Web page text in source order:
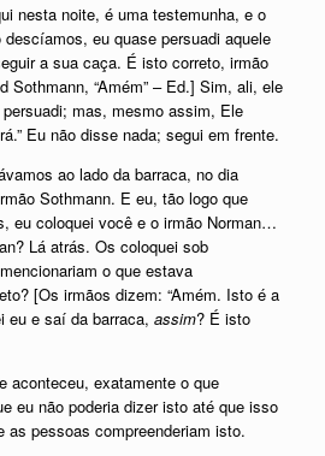
nesta noite, é uma testemunha, e o
eu quase persuadi aquele
a sua caça. É isto correto, irmão
Sothmann, “Amém” – Ed.] Sim, ali, ele
mas, mesmo assim, Ele
Eu não disse nada; segui em frente.
ao lado da barraca, no dia
Sothmann. E eu, tão logo que
eu coloquei você e o irmão Norman…
Lá atrás. Os coloquei sob
o que estava
[Os irmãos dizem: “Amém. Isto é a
eu e saí da barraca, assim? É isto
aconteceu, exatamente o que
eu não poderia dizer isto até que isso
as pessoas compreenderiam isto.